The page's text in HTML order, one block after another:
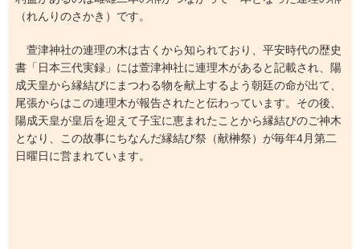
（れんりのさかき）です。
萱津神社の連理の木は古くから知られており、平安時代の歴史
書「日本三代実録」には萱津神社に連理木があると記載され、陽
成天皇から縁結びにまつわる物を献上するよう朝廷の命が出て、
尾張からはこの連理木が報告されたと伝わっています。その後、
陽成天皇が皇后を迎えて子宝に恵まれたことから縁結びのご神木
となり、この故事にちなんだ縁結び祭（献榊祭）が毎年4月第二
日曜日に営まれています。